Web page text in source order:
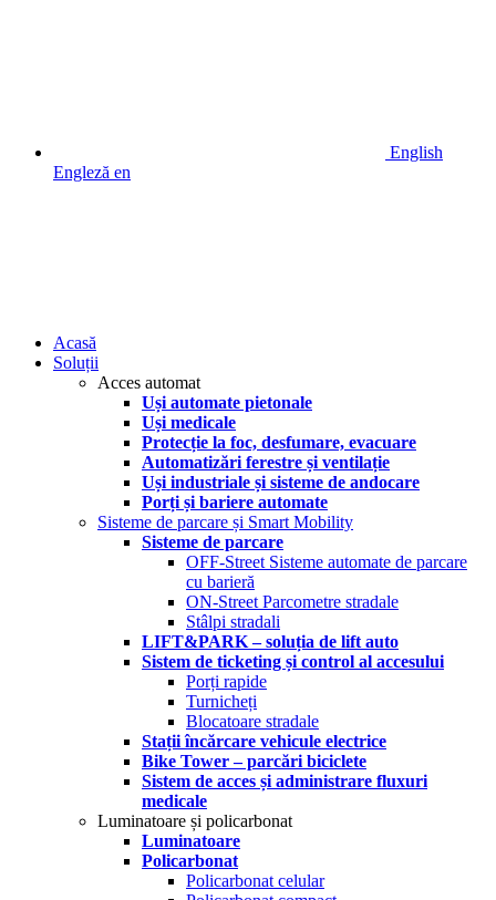
English
Engleză en
Acasă
Soluții
Acces automat
Uși automate pietonale
Uși medicale
Protecție la foc, desfumare, evacuare
Automatizări ferestre și ventilație
Uși industriale și sisteme de andocare
Porți și bariere automate
Sisteme de parcare și Smart Mobility
Sisteme de parcare
OFF-Street Sisteme automate de parcare
cu barieră
ON-Street Parcometre stradale
Stâlpi stradali
LIFT&PARK – soluția de lift auto
Sistem de ticketing și control al accesului
Porți rapide
Turnicheți
Blocatoare stradale
Stații încărcare vehicule electrice
Bike Tower – parcări biciclete
Sistem de acces și administrare fluxuri
medicale
Luminatoare și policarbonat
Luminatoare
Policarbonat
Policarbonat celular